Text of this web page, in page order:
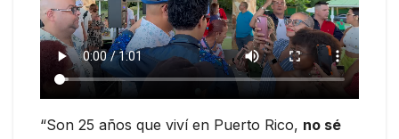
“Son 25 años que viví en Puerto Rico, no sé